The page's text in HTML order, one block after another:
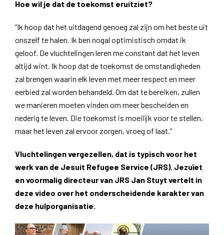
Hoe wil je dat de toekomst eruitziet?
“Ik hoop dat het uitdagend genoeg zal zijn om het beste uit
onszelf te halen. Ik ben nogal optimistisch omdat ik
geloof. De vluchtelingen leren me constant dat het leven
altijd wint. Ik hoop dat de toekomst de omstandigheden
zal brengen waarin elk leven met meer respect en meer
eerbied zal worden behandeld. Om dat te bereiken, zullen
we manieren moeten vinden om meer bescheiden en
nederig te leven. Die toekomst is moeilijk voor te stellen,
maar het leven zal ervoor zorgen, vroeg of laat.“
Vluchtelingen vergezellen, dat is typisch voor het
werk van de Jesuit Refugee Service (JRS). Jezuïet
en voormalig directeur van JRS Jan Stuyt vertelt in
deze video over het onderscheidende karakter van
deze hulporganisatie.